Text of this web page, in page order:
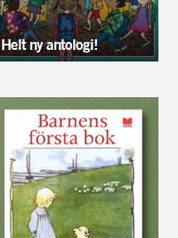
Helt ny antologi!